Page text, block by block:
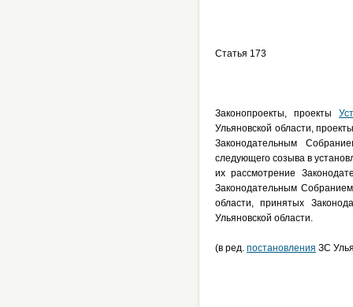
Статья 173
Законопроекты, проекты
Ульяновской области,
Законодательным
следующего созыва в
их рассмотрение
Законодательным
области, принятых
Ульяновской области.
(в ред. постановления ЗС